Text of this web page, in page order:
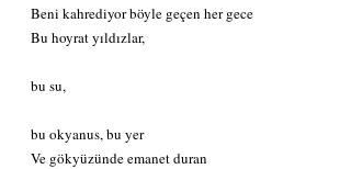
Beni kahrediyor böyle geçen her gece
Bu hoyrat yıldızlar,
bu su,
bu okyanus, bu yer
Ve gökyüzünde emanet duran